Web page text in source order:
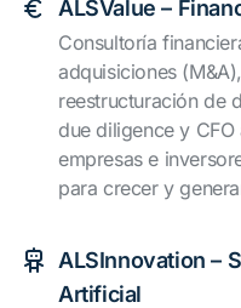
ALSValue –
Consultoría
adquisiciones
reestructuración de
due diligence y
empresas e
para crecer y
ALSInnovation –
Artificial